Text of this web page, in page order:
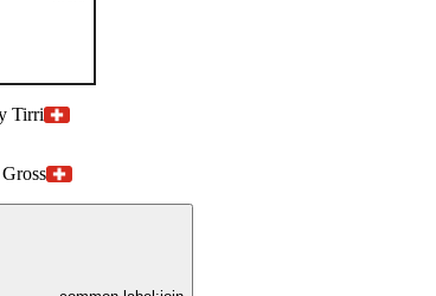
Frey Tirri
PD Dr. med. Markus Gross